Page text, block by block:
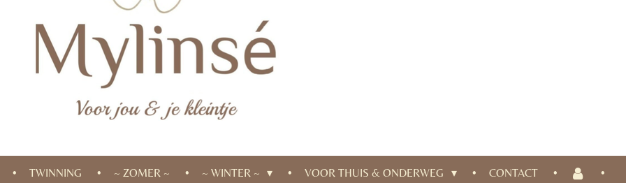
TWINNING ~ ZOMER ~ ~ WINTER ~ VOOR THUIS & ONDERWEG CONTACT